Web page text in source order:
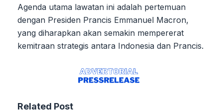
Agenda utama lawatan ini adalah pertemuan
dengan Presiden Prancis Emmanuel Macron,
yang diharapkan akan semakin mempererat
kemitraan strategis antara Indonesia dan Prancis.
Related Post